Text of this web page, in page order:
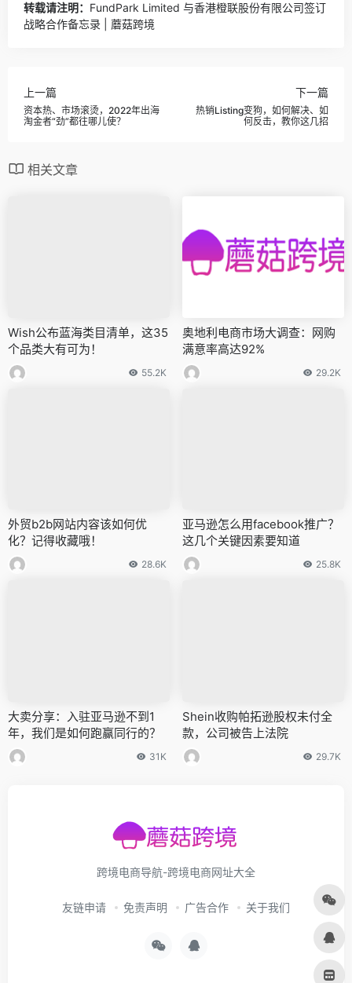
转载请注明： FundPark Limited 与香港橙联股份有限公司签订
战略合作备忘录 | 蘑菇跨境
上一篇
资本热、市场滚烫，2022年出海
淘金者“劲”都往哪儿使？
下一篇
热销Listing变狗，如何解决、如
何反击，教你这几招
相关文章
Wish公布蓝海类目清单，这35
个品类大有可为！
55.2K
奥地利电商市场大调查：网购
满意率高达92%
29.2K
外贸b2b网站内容该如何优
化？记得收藏哦！
28.6K
亚马逊怎么用facebook推广？
这几个关键因素要知道
25.8K
大卖分享：入驻亚马逊不到1
年，我们是如何跑赢同行的？
31K
Shein收购帕拓逊股权未付全
款，公司被告上法院
29.7K
跨境电商导航-跨境电商网址大全
友链申请 免责声明 广告合作 关于我们